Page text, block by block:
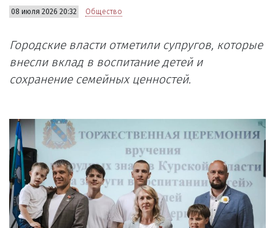
08 июля 2026 20:32 Общество
Городские власти отметили супругов, которые
внесли вклад в воспитание детей и
сохранение семейных ценностей.